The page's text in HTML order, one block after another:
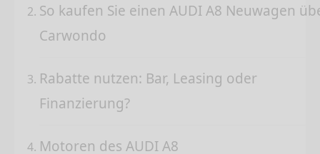
So kaufen Sie einen AUDI A8 Neuwagen
Carwondo
Rabatte nutzen: Bar, Leasing oder
Finanzierung?
Motoren des AUDI A8